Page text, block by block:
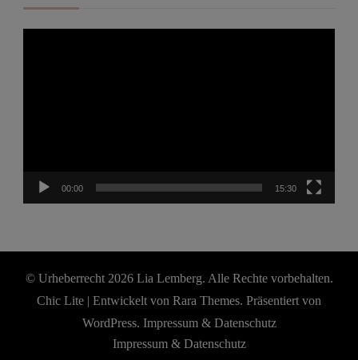
00:00 15:30
© Urheberrecht 2026 Lia Lemberg. Alle Rechte vorbehalten.
Chic Lite | Entwickelt von Rara Themes. Präsentiert von
WordPress. Impressum & Datenschutz
Impressum & Datenschutz